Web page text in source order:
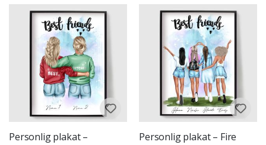
Personlig plakat –
Personlig plakat – Fire